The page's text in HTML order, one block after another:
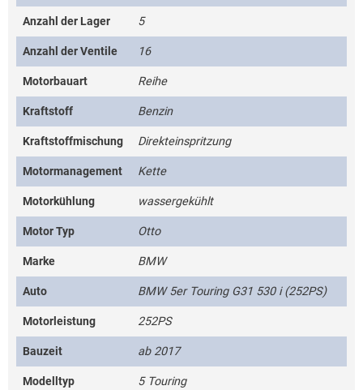
Anzahl der Lager 5
Anzahl der Ventile 16
Motorbauart Reihe
Kraftstoff Benzin
Kraftstoffmischung Direkteinspritzung
Motormanagement Kette
Motorkühlung wassergekühlt
Motor Typ Otto
Marke BMW
Auto BMW 5er Touring G31 530 i (252PS)
Motorleistung 252PS
Bauzeit ab 2017
Modelltyp 5 Touring